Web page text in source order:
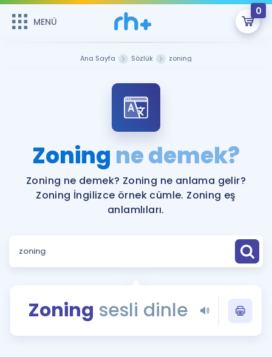
MENÜ
0
Şifremi Hatırlamıyorum
ÜYE DEĞİLİM
Sepetin Şu An Boş.
Remzi Hoca ile seni sınava hazırlayacak onlarca eğitim seni
bekliyor!
MENÜ
Katılımcı Görüşleri
Faydalı Araçlar
Sözlük
Rehberlik Aracı
ÖSYM Sınav Takvimi
Hakkımızda
Ana Sayfa Sözlük zoning
Zoning ne demek?
Zoning ne demek? Zoning ne anlama gelir?
Zoning İngilizce örnek cümle. Zoning eş
anlamlıları.
Zoning sesli dinle